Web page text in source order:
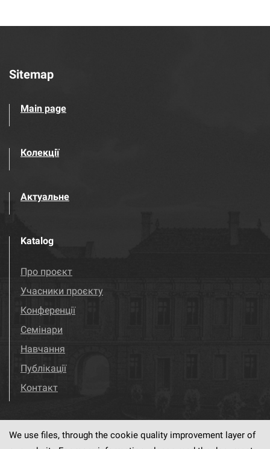
Sitemap
Main page
Колекції
Актуальне
Katalog
Про проєкт
Учасники проєкту
Конференції
Семінари
Навчання
Публікації
Контакт
Facebook
We use files, through the cookie quality improvement layer of